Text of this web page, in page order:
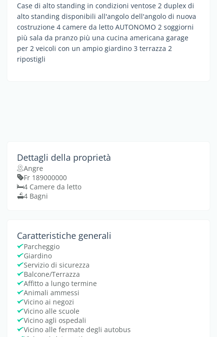
Case di alto standing in condizioni ventose 2 duplex di
alto standing disponibili all'angolo dell'angolo di nuova
costruzione 4 camere da letto AUTONOMO 2 soggiorni
più sala da pranzo più una cucina americana garage
per 2 veicoli con un ampio giardino 3 terrazza 2
ripostigli
Dettagli della proprietà
Angre
Fr 189000000
4 Camere da letto
4 Bagni
Caratteristiche generali
Parcheggio
Giardino
Servizio di sicurezza
Balcone/Terrazza
Affitto a lungo termine
Animali ammessi
Vicino ai negozi
Vicino alle scuole
Vicino agli ospedali
Vicino alle fermate degli autobus